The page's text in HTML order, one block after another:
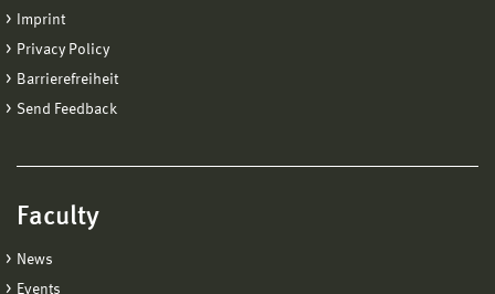
Imprint
Privacy Policy
Barrierefreiheit
Send Feedback
Faculty
News
Events